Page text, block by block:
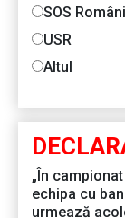
SOS
USR
Altul
„În
echipa cu
urmează